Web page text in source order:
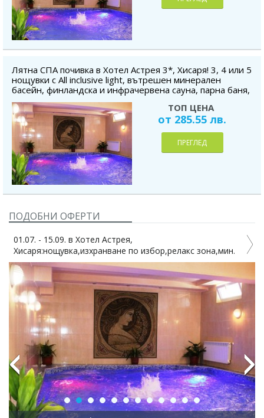
Лятна СПА почивка в Хотел Астрея 3*, Хисаря! 3, 4 или 5
нощувки с All inclusive light, вътрешен минерален
басейн, финландска и инфрачервена сауна, парна баня,
безплатно за дете до 5.99 г.
ТОП ЦЕНА
от 285.55 лв.
ПРЕГЛЕД
ПОДОБНИ ОФЕРТИ
03.07. - 01.10. в хотел Empire Balneo & SPA 5*/
5*, Хисаря! Нощ., закуска, вечеря
Previous Next